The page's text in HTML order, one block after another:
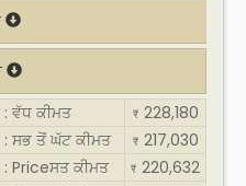
ਵੱਧ ਕੀਮਤ
₹ 228,180
ਸਭ ਤੋਂ ਘੱਟ ਕੀਮਤ
₹ 217,030
ਕੀਮਤ
₹ 220,632